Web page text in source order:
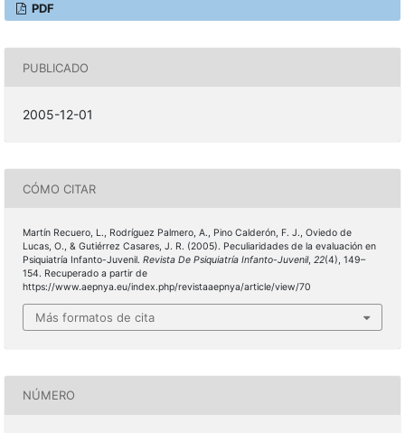
PDF
PUBLICADO
2005-12-01
CÓMO CITAR
Martín Recuero, L., Rodríguez Palmero, A., Pino Calderón, F. J., Oviedo de
Lucas, O., & Gutiérrez Casares, J. R. (2005). Peculiaridades de la evaluación en
Psiquiatría Infanto-Juvenil. Revista De Psiquiatría Infanto-Juvenil, 22(4), 149–
154. Recuperado a partir de
https://www.aepnya.eu/index.php/revistaaepnya/article/view/70
Más formatos de cita
NÚMERO